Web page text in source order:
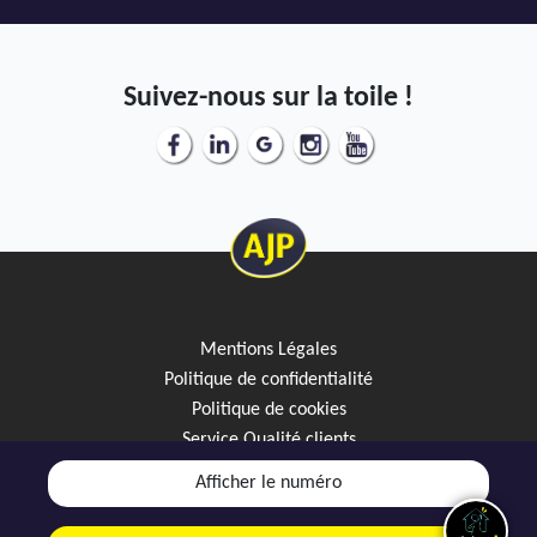
Afficher le numéro
Suivez-nous sur la toile !
Mentions Légales
Politique de confidentialité
Politique de cookies
Service Qualité clients
Créez votre alerte mail